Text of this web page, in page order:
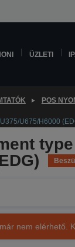
ÜZLETI
POS
U675/H6000
nem elérhető.